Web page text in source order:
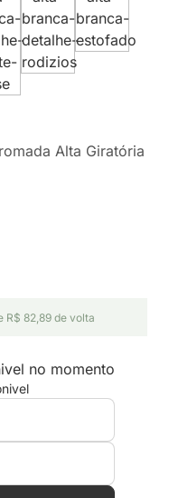
Alta Giratória
R$ 82,89 de volta
no momento